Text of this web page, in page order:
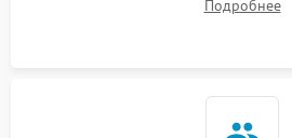
считывание кодов ошибок с
Подробнее